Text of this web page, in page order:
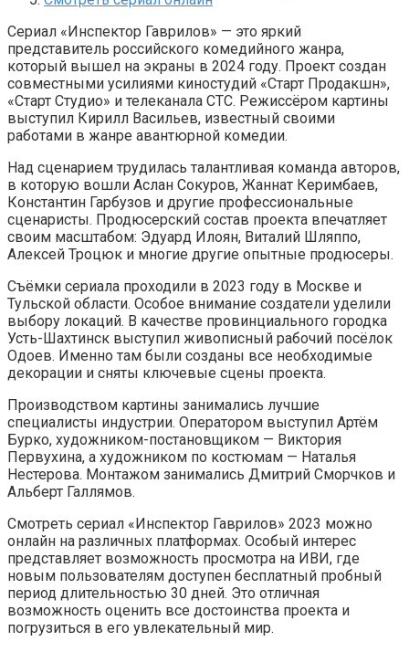
Сериал «Инспектор Гаврилов» — это яркий
представитель российского комедийного жанра,
который вышел на экраны в 2024 году. Проект создан
совместными усилиями киностудий «Старт Продакшн»,
«Старт Студио» и телеканала СТС. Режиссёром картины
выступил Кирилл Васильев, известный своими
работами в жанре авантюрной комедии.
Над сценарием трудилась талантливая команда авторов,
в которую вошли Аслан Сокуров, Жаннат Керимбаев,
Константин Гарбузов и другие профессиональные
сценаристы. Продюсерский состав проекта впечатляет
своим масштабом: Эдуард Илоян, Виталий Шляппо,
Алексей Троцюк и многие другие опытные продюсеры.
Съёмки сериала проходили в 2023 году в Москве и
Тульской области. Особое внимание создатели уделили
выбору локаций. В качестве провинциального городка
Усть-Шахтинск выступил живописный рабочий посёлок
Одоев. Именно там были созданы все необходимые
декорации и сняты ключевые сцены проекта.
Производством картины занимались лучшие
специалисты индустрии. Оператором выступил Артём
Бурко, художником-постановщиком — Виктория
Первухина, а художником по костюмам — Наталья
Нестерова. Монтажом занимались Дмитрий Сморчков и
Альберт Галлямов.
Смотреть сериал «Инспектор Гаврилов» 2023 можно
онлайн на различных платформах. Особый интерес
представляет возможность просмотра на ИВИ, где
новым пользователям доступен бесплатный пробный
период длительностью 30 дней. Это отличная
возможность оценить все достоинства проекта и
погрузиться в его увлекательный мир.